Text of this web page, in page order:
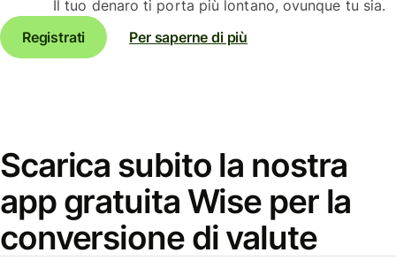
Il tuo denaro ti porta più lontano, ovunque tu sia.
Registrati
Per saperne di più
Scarica subito la nostra
app gratuita Wise per la
conversione di valute